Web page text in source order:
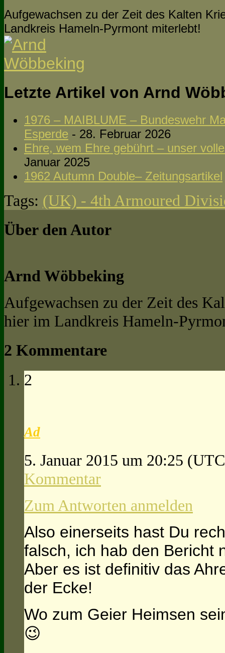
Aufgewachsen zu der Zeit des Kalten
Landkreis Hameln-Pyrmont miterlebt!
Letzte Artikel von Arnd
1976 – MAIBLUME – Bundeswehr
Esperde - 28. Februar 2026
Ehre, wem Ehre gebührt – unser
Januar 2025
1962 Autumn Double– Zeitungsartikel
Tags: (UK) - 4th Armoured
Über den Autor
Arnd Wöbbeking
Aufgewachsen zu der Zeit des
hier im Landkreis Hameln-
2 Kommentare
2
Ad
5. Januar 2015 um 20:25
Kommentar
Zum Antworten anmelden
Also einerseits hast Du
falsch, ich hab den Bericht
Aber es ist definitiv das
der Ecke!
Wo zum Geier Heimsen
😉